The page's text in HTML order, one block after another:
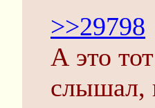
>>29798
А это
слышал,